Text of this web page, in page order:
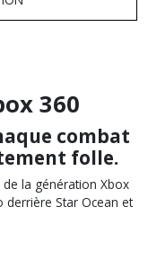
360
combat
folle.
la génération Xbox
derrière Star Ocean et